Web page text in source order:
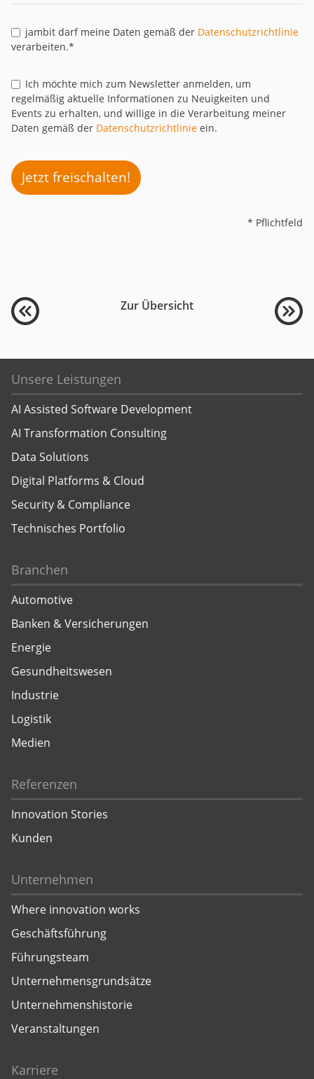
jambit darf meine Daten gemäß der Datenschutzrichtlinie
verarbeiten.*
Ich möchte mich zum Newsletter anmelden, um
regelmäßig aktuelle Informationen zu Neuigkeiten und
Events zu erhalten, und willige in die Verarbeitung meiner
Daten gemäß der Datenschutzrichtlinie ein.
Jetzt freischalten!
* Pflichtfeld
Zur Übersicht
Unsere Leistungen
AI Assisted Software Development
AI Transformation Consulting
Data Solutions
Digital Platforms & Cloud
Security & Compliance
Technisches Portfolio
Branchen
Automotive
Banken & Versicherungen
Energie
Gesundheitswesen
Industrie
Logistik
Medien
Referenzen
Innovation Stories
Kunden
Unternehmen
Where innovation works
Geschäftsführung
Führungsteam
Unternehmensgrundsätze
Unternehmenshistorie
Veranstaltungen
Karriere